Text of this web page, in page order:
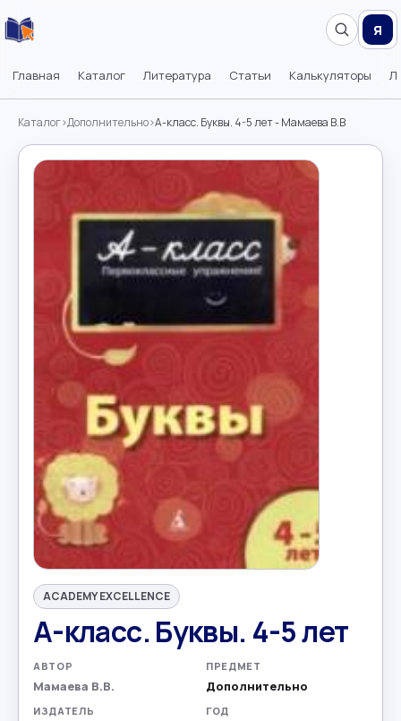
Главная Каталог Литература Статьи Калькуляторы
Я
Каталог›Дополнительно›А-класс. Буквы. 4-5 лет - Мамаева В.В
ACADEMY EXCELLENCE
А-класс. Буквы. 4-5 лет
АВТОР
Мамаева В.В.
ПРЕДМЕТ
Дополнительно
ИЗДАТЕЛЬ ГОД